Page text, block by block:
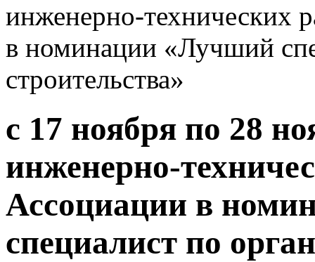
инженерно-технических
в номинации «Лучший
строительства»
с 17 ноября по 28
инженерно-
Ассоциации в
специалист по